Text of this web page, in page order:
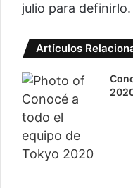
julio para definirlo.
Artículos